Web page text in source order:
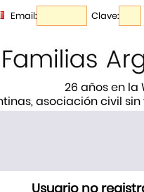
Email: Clave:
26 años en la
asociación civil
Usuario no